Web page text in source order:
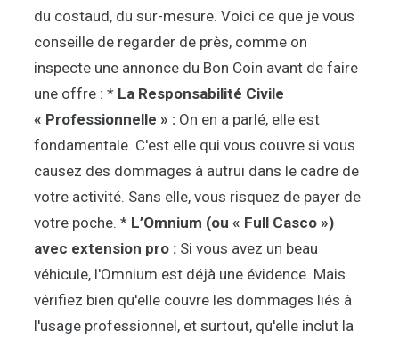
du costaud, du sur-mesure. Voici ce que je vous
conseille de regarder de près, comme on
inspecte une annonce du Bon Coin avant de faire
une offre : * La Responsabilité Civile
« Professionnelle » : On en a parlé, elle est
fondamentale. C'est elle qui vous couvre si vous
causez des dommages à autrui dans le cadre de
votre activité. Sans elle, vous risquez de payer de
votre poche. * L’Omnium (ou « Full Casco »)
avec extension pro : Si vous avez un beau
véhicule, l'Omnium est déjà une évidence. Mais
vérifiez bien qu'elle couvre les dommages liés à
l'usage professionnel, et surtout, qu'elle inclut la